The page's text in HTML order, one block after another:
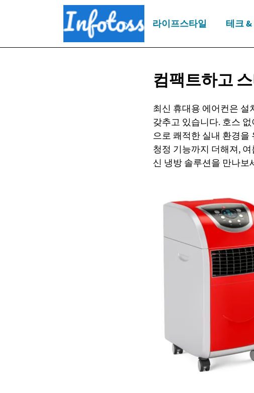
라이프스타일 테크
컴팩트하고
최신 휴대용 에어컨은 설
갖추고 있습니다. 호스
으로 쾌적한 실내 환경을
청정 기능까지 더해져,
신 냉방 솔루션을 만나보